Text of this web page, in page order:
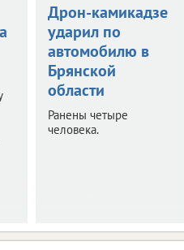
Дрон-камикадзе
ударил по
автомобилю в
Брянской
области
Ранены четыре
человека.